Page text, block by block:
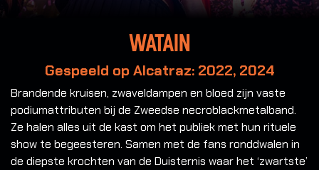
Watain
Gespeeld op Alcatraz: 2022, 2024
Brandende kruisen, zwaveldampen en bloed zijn vaste
podiumattributen bij de Zweedse necroblackmetalband.
Ze halen alles uit de kast om het publiek met hun rituele
show te begeesteren. Samen met de fans ronddwalen in
de diepste krochten van de Duisternis waar het ‘zwartste’